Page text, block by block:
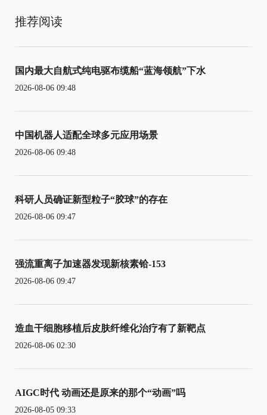
推荐阅读
国内最大自航式纯电驱布缆船“蓝海领航”下水
2026-08-06 09:48
中国机器人适配全球多元应用场景
2026-08-06 09:48
科研人员确证新型粒子“胶球”的存在
2026-08-06 09:47
强流重离子加速器发现新核素铪-153
2026-08-06 09:47
造血干细胞移植后皮肤纤维化治疗有了新靶点
2026-08-06 02:30
AIGC时代 动画还是原来的那个“动画”吗
2026-08-05 09:33